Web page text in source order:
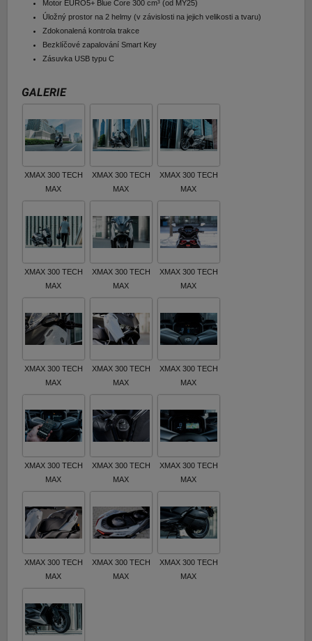
Motor EURO5+ Blue Core 300 cm³ (od MY25)
Úložný prostor na 2 helmy (v závislosti na jejich velikosti a tvaru)
Zdokonalená kontrola trakce
Bezklíčové zapalování Smart Key
Zásuvka USB typu C
GALERIE
XMAX 300 TECH
MAX
XMAX 300 TECH
MAX
XMAX 300 TECH
MAX
XMAX 300 TECH
MAX
XMAX 300 TECH
MAX
XMAX 300 TECH
MAX
XMAX 300 TECH
MAX
XMAX 300 TECH
MAX
XMAX 300 TECH
MAX
XMAX 300 TECH
MAX
XMAX 300 TECH
MAX
XMAX 300 TECH
MAX
XMAX 300 TECH
MAX
XMAX 300 TECH
MAX
XMAX 300 TECH
MAX